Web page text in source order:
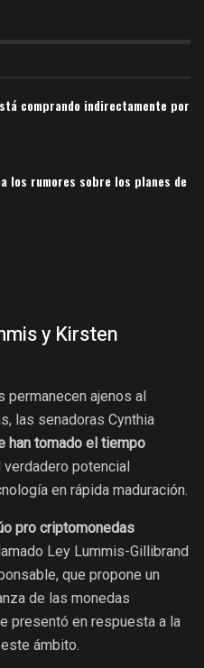
comprando indirectamente por
los rumores sobre los planes de
y Kirsten
permanecen ajenos al
las senadoras Cynthia
han tomado el tiempo
verdadero potencial
en rápida maduración.
pro criptomonedas
Ley Lummis-Gillibrand
que propone un
de las monedas
presentó en respuesta a la
ámbito.